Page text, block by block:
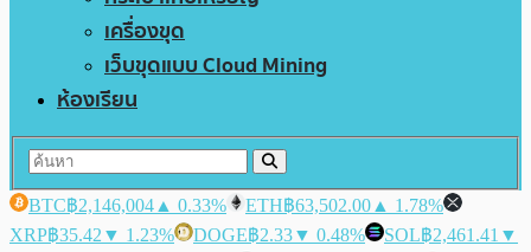
เครื่องขุด
เว็บขุดแบบ Cloud Mining
ห้องเรียน
BTC฿2,146,004 ▲ 0.33% ETH฿63,502.00 ▲ 1.78%
XRP฿35.42 ▼ 1.23% DOGE฿2.33▼ 0.48% SOL฿2,461.41 ▼